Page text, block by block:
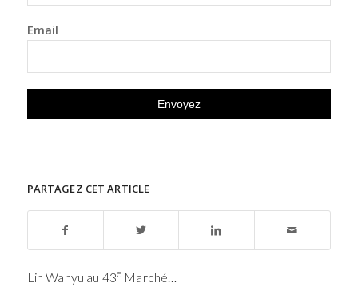
Email
PARTAGEZ CET ARTICLE
Lin Wanyu au 43e Marché…